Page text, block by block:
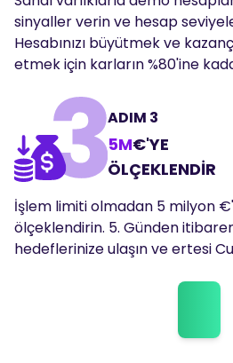
sinyaller verin ve hesap
Hesabınızı büyütmek ve
etmek için karların %80'ine
ADIM 3
5M€'YE
ÖLÇEKLENDİR
İşlem limiti olmadan 5 milyon
ölçeklendirin. 5. Günden
hedeflerinize ulaşın ve ertesi